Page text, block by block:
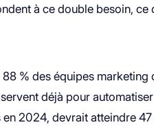
à ce double besoin,
% des équipes marketing
déjà pour
en 2024, devrait atteindre